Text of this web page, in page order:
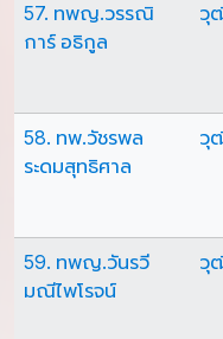
57. ทพญ.วรรณิ
การ์ อธิกูล
วุ
58. ทพ.วัชรพล
ระดมสุทธิศาล
วุ
59. ทพญ.วันรวี
มณีไพโรจน์
วุ